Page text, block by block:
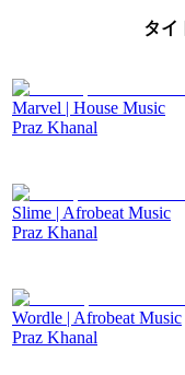
タイ
Marvel | House Music
Praz Khanal
Slime | Afrobeat Music
Praz Khanal
Wordle | Afrobeat Music
Praz Khanal